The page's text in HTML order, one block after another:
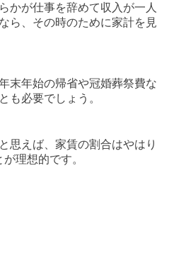
かが仕事を辞めて収入が一人
ら、その時のために家計を見
末年始の帰省や冠婚葬祭費な
も必要でしょう。
思えば、家賃の割合はやはり
理想的です。